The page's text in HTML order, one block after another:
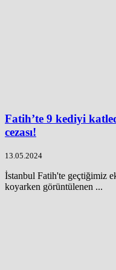
Fatih’te 9 kediyi
cezası!
13.05.2024
İstanbul Fatih'te geçtiğimiz
koyarken görüntülenen ...